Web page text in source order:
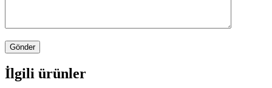
İlgili ürünler